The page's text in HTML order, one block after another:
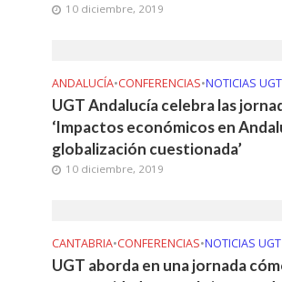
10 diciembre, 2019
ANDALUCÍA•CONFERENCIAS•NOTICIAS UGT
UGT Andalucía celebra las
‘Impactos económicos en
globalización cuestionada’
10 diciembre, 2019
CANTABRIA•CONFERENCIAS•NOTICIAS UGT
UGT aborda en una jornada